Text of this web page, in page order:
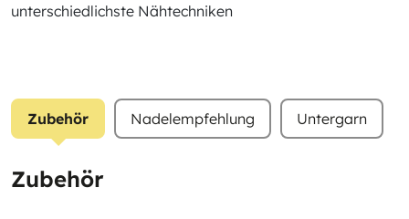
unterschiedlichste Nähtechniken
Zubehör Nadelempfehlung Untergarn
Zubehör